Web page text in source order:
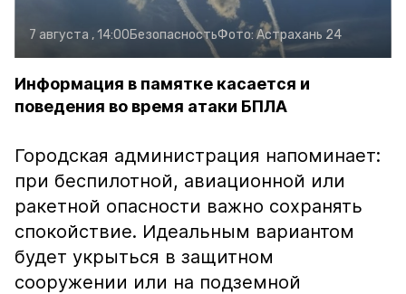
7 августа , 14:00БезопасностьФото: Астрахань 24
Информация в памятке касается и
поведения во время атаки БПЛА
Городская администрация напоминает:
при беспилотной, авиационной или
ракетной опасности важно сохранять
спокойствие. Идеальным вариантом
будет укрыться в защитном
сооружении или на подземной